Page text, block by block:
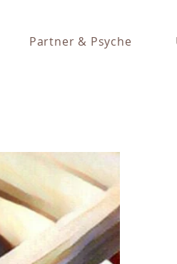
Partner & Psyche